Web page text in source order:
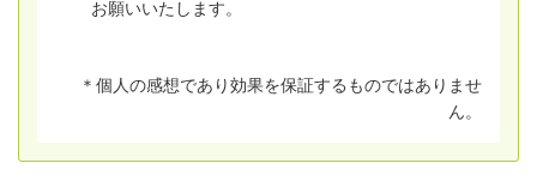
お願いいたします。
＊個人の感想であり効果を保証するものではありませ
ん。